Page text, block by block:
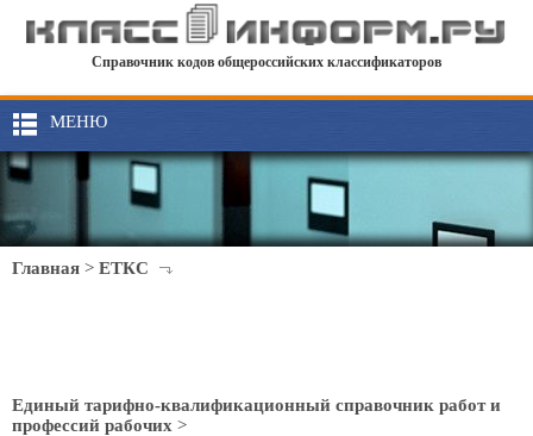
Справочник кодов общероссийских классификаторов
МЕНЮ
Главная > ЕТКС
Единый тарифно-квалификационный справочник работ и
профессий рабочих >